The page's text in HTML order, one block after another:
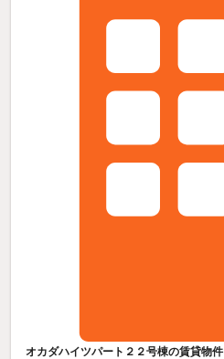
オカダハイツパート２２号棟の賃貸物件